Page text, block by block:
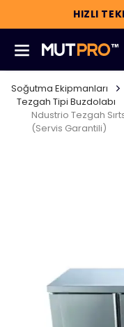
HIZLI
Soğutma Ekipmanları
Tezgah Tipi Buzdolabı
Ndustrio Tezgah
(Servis Garantili)